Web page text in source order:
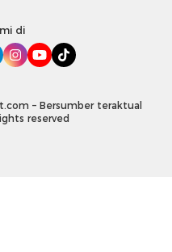
di
– Bersumber teraktual
reserved